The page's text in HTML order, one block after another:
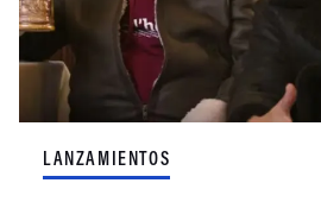
LANZAMIENTOS